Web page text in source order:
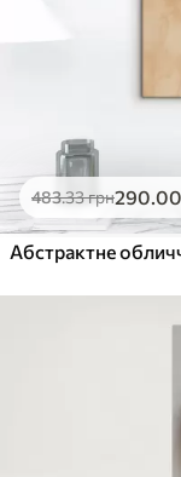
483.33грн290.00
Абстрактне